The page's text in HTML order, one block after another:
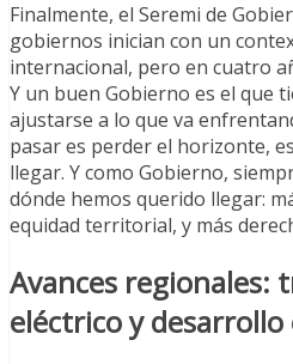
Finalmente, el Seremi de
gobiernos inician con un
internacional, pero en cuatro
Y un buen Gobierno es el que
ajustarse a lo que va
pasar es perder el horizonte,
llegar. Y como Gobierno,
dónde hemos querido llegar:
equidad territorial, y más
Avances regionales:
eléctrico y